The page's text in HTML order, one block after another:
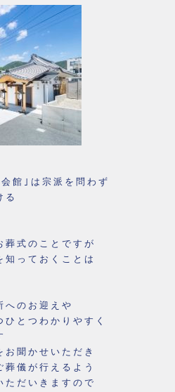
館｣は宗派を問わず
る
葬式のことですが
知っておくことは
へのお迎えや
とつわかりやすく
聞かせいただき
儀が行えるよう
ただいきますので